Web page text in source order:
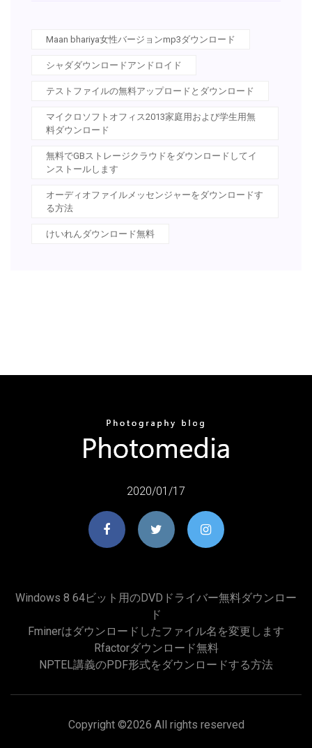
Maan bhariya女性バージョンmp3ダウンロード
シャダダウンロードアンドロイド
テストファイルの無料アップロードとダウンロード
マイクロソフトオフィス2013家庭用および学生用無
料ダウンロード
無料でGBストレージクラウドをダウンロードしてイ
ンストールします
オーディオファイルメッセンジャーをダウンロードす
る方法
けいれんダウンロード無料
2020/01/17
Windows 8 64ビット用のDVDドライバー無料ダウンロー
ド
Fminerはダウンロードしたファイル名を変更します
Rfactorダウンロード無料
NPTEL講義のPDF形式をダウンロードする方法
Copyright ©2026 All rights reserved